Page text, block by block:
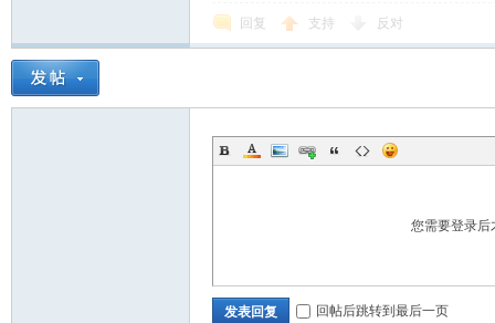
回复 支持 反对
您需要登录
发表回复 回帖后跳转到最后一页